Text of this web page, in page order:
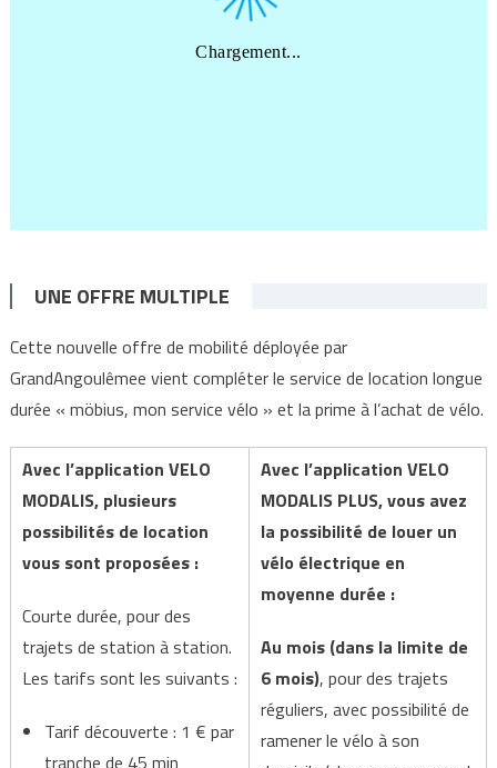
UNE OFFRE MULTIPLE
Cette nouvelle offre de mobilité déployée par
GrandAngoulêmee vient compléter le service de location longue
durée « möbius, mon service vélo » et la prime à l’achat de vélo.
Avec l’application VELO
MODALIS, plusieurs
possibilités de location
vous sont proposées :
Courte durée, pour des
trajets de station à station.
Les tarifs sont les suivants :
Tarif découverte : 1 € par
tranche de 45 min
Avec l’application VELO
MODALIS PLUS, vous avez
la possibilité de louer un
vélo électrique en
moyenne durée :
Au mois (dans la limite de
6 mois), pour des trajets
réguliers, avec possibilité de
ramener le vélo à son